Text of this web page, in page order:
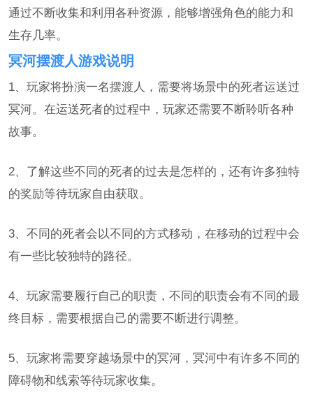
通过不断收集和利用各种资源，能够增强角色的能力和
生存几率。
冥河摆渡人游戏说明
1、玩家将扮演一名摆渡人，需要将场景中的死者运送过
冥河。在运送死者的过程中，玩家还需要不断聆听各种
故事。
2、了解这些不同的死者的过去是怎样的，还有许多独特
的奖励等待玩家自由获取。
3、不同的死者会以不同的方式移动，在移动的过程中会
有一些比较独特的路径。
4、玩家需要履行自己的职责，不同的职责会有不同的最
终目标，需要根据自己的需要不断进行调整。
5、玩家将需要穿越场景中的冥河，冥河中有许多不同的
障碍物和线索等待玩家收集。